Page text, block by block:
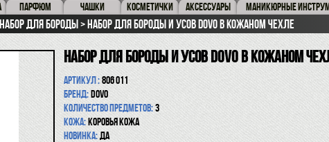
ПАРФЮМ ЧАШКИ КОСМЕТИЧКИ АКСЕССУАРЫ МАНИКЮРНЫЕ
Набор для бороды Набор для бороды и усов Dovo в кожаном чехле
Набор для бороды и усов Dovo в кожаном
Артикул :806 011
Бренд:Dovo
Количество предметов:3
Кожа:Коровья кожа
Новинка:да